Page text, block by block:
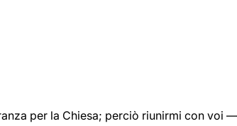
per la Chiesa; perciò riunirmi con voi